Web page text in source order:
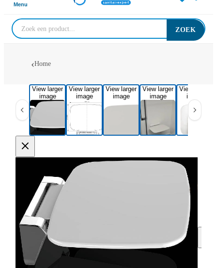
Menu
ZOEK
Home
View larger
image
View larger
image
View larger
image
View larger
image
View larger
image